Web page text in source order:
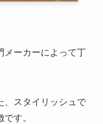
メーカーによって丁
、スタイリッシュで
す。